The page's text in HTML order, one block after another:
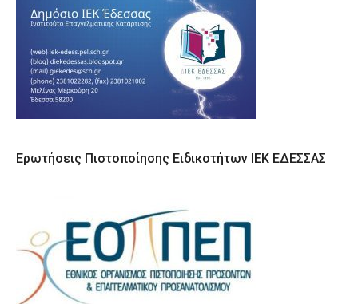
Ερωτήσεις Πιστοποίησης Ειδικοτήτων ΙΕΚ ΕΔΕΣΣΑΣ